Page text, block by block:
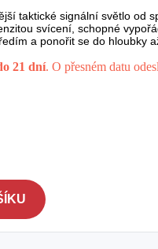
taktické signální světlo od
svícení, schopné
a ponořit se do hloubky
21 dní. O přesném datu